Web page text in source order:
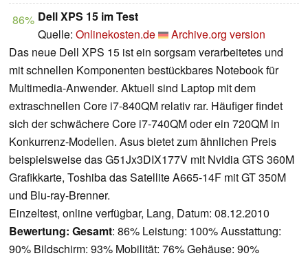
86% Dell XPS 15 im Test
Quelle: Onlinekosten.de
Archive.org version
Das neue Dell XPS 15 ist ein sorgsam verarbeitetes und
mit schnellen Komponenten bestückbares Notebook für
Multimedia-Anwender. Aktuell sind Laptop mit dem
extraschnellen Core i7-840QM relativ rar. Häufiger findet
sich der schwächere Core i7-740QM oder ein 720QM in
Konkurrenz-Modellen. Asus bietet zum ähnlichen Preis
beispielsweise das G51Jx3DIX177V mit Nvidia GTS 360M
Grafikkarte, Toshiba das Satellite A665-14F mit GT 350M
und Blu-ray-Brenner.
Einzeltest, online verfügbar, Lang, Datum: 08.12.2010
Bewertung: Gesamt: 86% Leistung: 100% Ausstattung:
90% Bildschirm: 93% Mobilität: 76% Gehäuse: 90%